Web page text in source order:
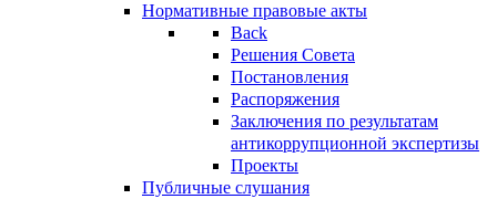
Нормативные правовые акты
Back
Решения Совета
Постановления
Распоряжения
Заключения по результатам
антикоррупционной экспертизы
Проекты
Публичные слушания